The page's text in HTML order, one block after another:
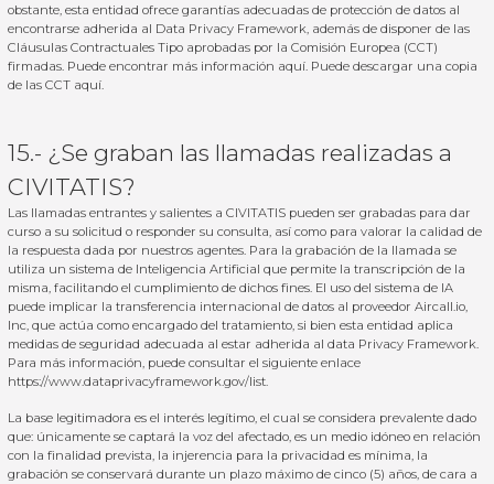
obstante, esta entidad ofrece garantías adecuadas de protección de datos al
encontrarse adherida al Data Privacy Framework, además de disponer de las
Cláusulas Contractuales Tipo aprobadas por la Comisión Europea (CCT)
firmadas. Puede encontrar más información aquí. Puede descargar una copia
de las CCT aquí.
15.- ¿Se graban las llamadas realizadas a
CIVITATIS?
Las llamadas entrantes y salientes a CIVITATIS pueden ser grabadas para dar
curso a su solicitud o responder su consulta, así como para valorar la calidad de
la respuesta dada por nuestros agentes. Para la grabación de la llamada se
utiliza un sistema de Inteligencia Artificial que permite la transcripción de la
misma, facilitando el cumplimiento de dichos fines. El uso del sistema de IA
puede implicar la transferencia internacional de datos al proveedor Aircall.io,
Inc, que actúa como encargado del tratamiento, si bien esta entidad aplica
medidas de seguridad adecuada al estar adherida al data Privacy Framework.
Para más información, puede consultar el siguiente enlace
https://www.dataprivacyframework.gov/list.
La base legitimadora es el interés legítimo, el cual se considera prevalente dado
que: únicamente se captará la voz del afectado, es un medio idóneo en relación
con la finalidad prevista, la injerencia para la privacidad es mínima, la
grabación se conservará durante un plazo máximo de cinco (5) años, de cara a